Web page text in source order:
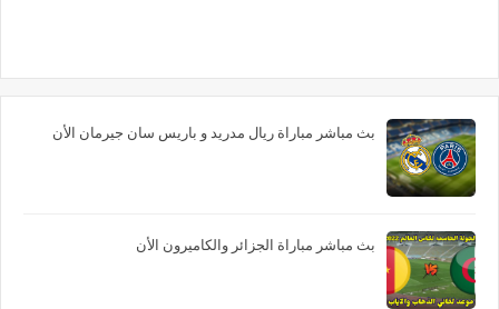
بث مباشر مباراة ريال مدريد و باريس سان جيرمان الأن
بث مباشر مباراة الجزائر والكاميرون الأن